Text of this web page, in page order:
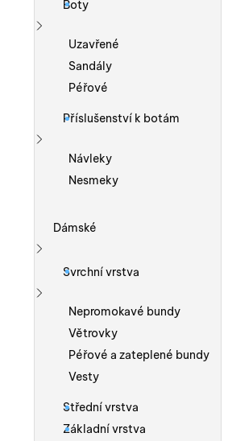
Boty
Zobrazit více
Uzavřené
Sandály
Péřové
Příslušenství k botám
Zobrazit více
Návleky
Nesmeky
Dámské
Zobrazit více
Svrchní vrstva
Zobrazit více
Nepromokavé bundy
Větrovky
Péřové a zateplené bundy
Vesty
Střední vrstva
Základní vrstva